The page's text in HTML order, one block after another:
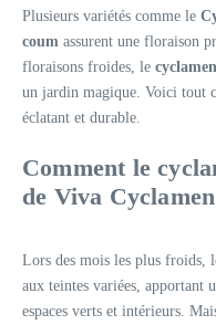
Plusieurs variétés comme le
coum assurent une floraison
floraisons froides, le
un jardin magique. Voici tout
éclatant et durable.
Comment le
de Viva Cyclamen
Lors des mois les plus froids,
aux teintes variées, apportant
espaces verts et intérieurs.